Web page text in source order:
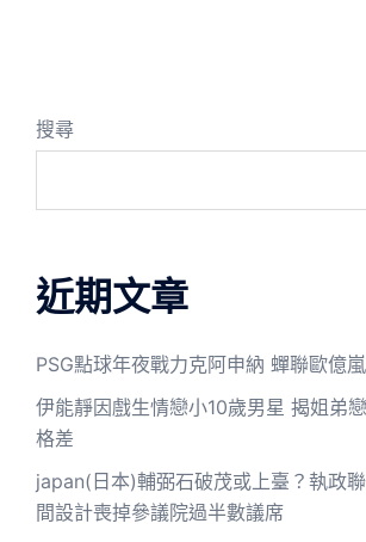
搜尋
近期文章
PSG點球年夜戰力克阿申納 蟬聯歐億
伊能靜因戲生情戀小10歲男星 揭姐弟
格差
japan(日本)輔弼石破茂或上臺？執政
間設計喪掉參議院過半數議席